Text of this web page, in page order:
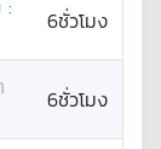
:
6ชั่วโมง
6ชั่วโมง